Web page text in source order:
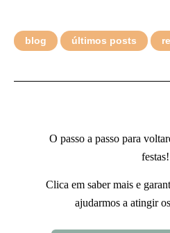
blog últimos posts
O passo a passo para
festas!
Clica em saber mais e
ajudarmos a atingir